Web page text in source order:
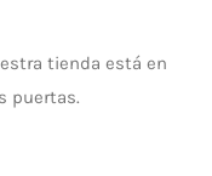
tienda está en
puertas.